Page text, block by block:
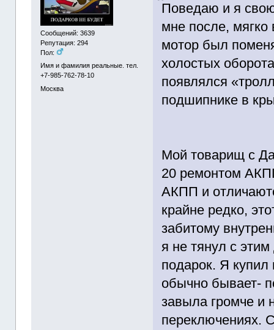
Сообщений: 3639
Репутация: 294
Пол:
Имя и фамилия реальные. тел.
+7-985-762-78-10
Москва
Поведаю и я
мне после, мягко
мотор был
холостых
появлялся
подшипнике в
Мой товарищ с
20 ремонтом
АКПП и
крайне редко,
забитому
я не тянул с
подарок. Я купил
обычно бывает-
завыла громче и
переключениях.